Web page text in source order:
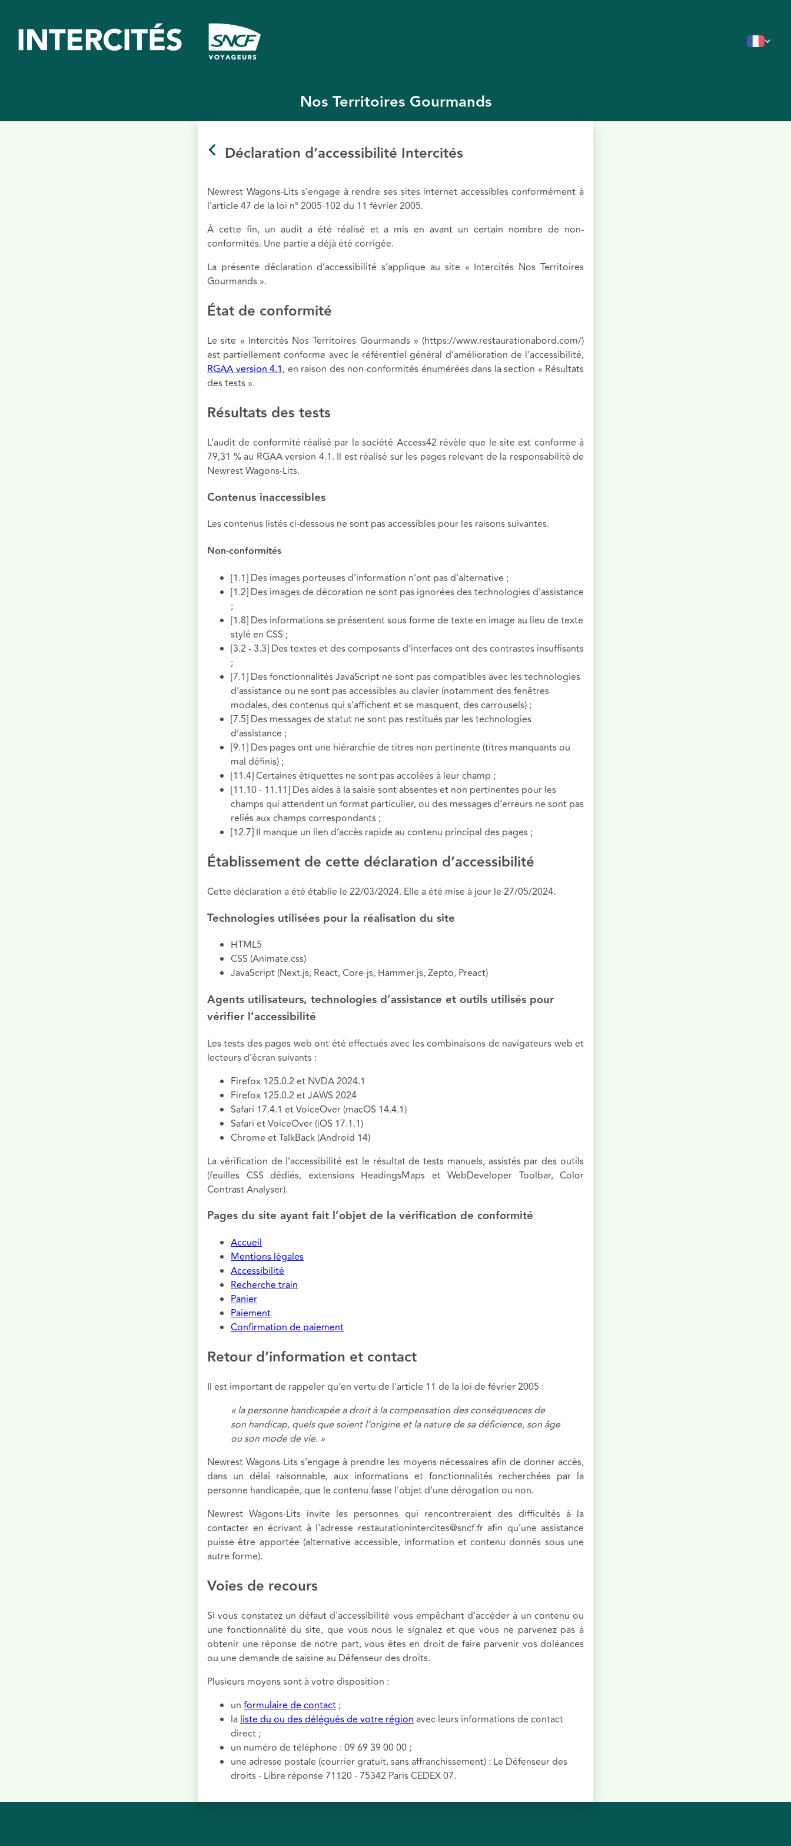
Nos Territoires Gourmands
Déclaration d’accessibilité Intercités
Newrest Wagons-Lits s’engage à rendre ses sites internet accessibles conformément à
l’article 47 de la loi n° 2005-102 du 11 février 2005.
À cette fin, un audit a été réalisé et a mis en avant un certain nombre de non-
conformités. Une partie a déjà été corrigée.
La présente déclaration d’accessibilité s’applique au site « Intercités Nos Territoires
Gourmands ».
État de conformité
Le site « Intercités Nos Territoires Gourmands » (https://www.restaurationabord.com/)
est partiellement conforme avec le référentiel général d’amélioration de l’accessibilité,
RGAA version 4.1, en raison des non-conformités énumérées dans la section « Résultats
des tests ».
Résultats des tests
L’audit de conformité réalisé par la société Access42 révèle que le site est conforme à
79,31 % au RGAA version 4.1. Il est réalisé sur les pages relevant de la responsabilité de
Newrest Wagons-Lits.
Contenus inaccessibles
Les contenus listés ci-dessous ne sont pas accessibles pour les raisons suivantes.
Non-conformités
[1.1] Des images porteuses d’information n’ont pas d’alternative ;
[1.2] Des images de décoration ne sont pas ignorées des technologies d’assistance
;
[1.8] Des informations se présentent sous forme de texte en image au lieu de texte
stylé en CSS ;
[3.2 - 3.3] Des textes et des composants d’interfaces ont des contrastes insuffisants
;
[7.1] Des fonctionnalités JavaScript ne sont pas compatibles avec les technologies
d’assistance ou ne sont pas accessibles au clavier (notamment des fenêtres
modales, des contenus qui s’affichent et se masquent, des carrousels) ;
[7.5] Des messages de statut ne sont pas restitués par les technologies
d’assistance ;
[9.1] Des pages ont une hiérarchie de titres non pertinente (titres manquants ou
mal définis) ;
[11.4] Certaines étiquettes ne sont pas accolées à leur champ ;
[11.10 - 11.11] Des aides à la saisie sont absentes et non pertinentes pour les
champs qui attendent un format particulier, ou des messages d’erreurs ne sont pas
reliés aux champs correspondants ;
[12.7] Il manque un lien d’accès rapide au contenu principal des pages ;
Établissement de cette déclaration d’accessibilité
Cette déclaration a été établie le 22/03/2024. Elle a été mise à jour le 27/05/2024.
Technologies utilisées pour la réalisation du site
HTML5
CSS (Animate.css)
JavaScript (Next.js, React, Core-js, Hammer.js, Zepto, Preact)
Agents utilisateurs, technologies d’assistance et outils utilisés pour
vérifier l’accessibilité
Les tests des pages web ont été effectués avec les combinaisons de navigateurs web et
lecteurs d’écran suivants :
Firefox 125.0.2 et NVDA 2024.1
Firefox 125.0.2 et JAWS 2024
Safari 17.4.1 et VoiceOver (macOS 14.4.1)
Safari et VoiceOver (iOS 17.1.1)
Chrome et TalkBack (Android 14)
La vérification de l’accessibilité est le résultat de tests manuels, assistés par des outils
(feuilles CSS dédiés, extensions HeadingsMaps et WebDeveloper Toolbar, Color
Contrast Analyser).
Pages du site ayant fait l’objet de la vérification de conformité
Accueil
Mentions légales
Accessibilité
Recherche train
Panier
Paiement
Confirmation de paiement
Retour d’information et contact
Il est important de rappeler qu’en vertu de l’article 11 de la loi de février 2005 :
« la personne handicapée a droit à la compensation des conséquences de
son handicap, quels que soient l’origine et la nature de sa déficience, son âge
ou son mode de vie. »
Newrest Wagons-Lits s'engage à prendre les moyens nécessaires afin de donner accès,
dans un délai raisonnable, aux informations et fonctionnalités recherchées par la
personne handicapée, que le contenu fasse l'objet d'une dérogation ou non.
Newrest Wagons-Lits invite les personnes qui rencontreraient des difficultés à la
contacter en écrivant à l'adresse restaurationintercites@sncf.fr afin qu’une assistance
puisse être apportée (alternative accessible, information et contenu donnés sous une
autre forme).
Voies de recours
Si vous constatez un défaut d'accessibilité vous empêchant d'accéder à un contenu ou
une fonctionnalité du site, que vous nous le signalez et que vous ne parvenez pas à
obtenir une réponse de notre part, vous êtes en droit de faire parvenir vos doléances
ou une demande de saisine au Défenseur des droits.
Plusieurs moyens sont à votre disposition :
un formulaire de contact ;
la liste du ou des délégués de votre région avec leurs informations de contact
direct ;
un numéro de téléphone : 09 69 39 00 00 ;
une adresse postale (courrier gratuit, sans affranchissement) : Le Défenseur des
droits - Libre réponse 71120 - 75342 Paris CEDEX 07.